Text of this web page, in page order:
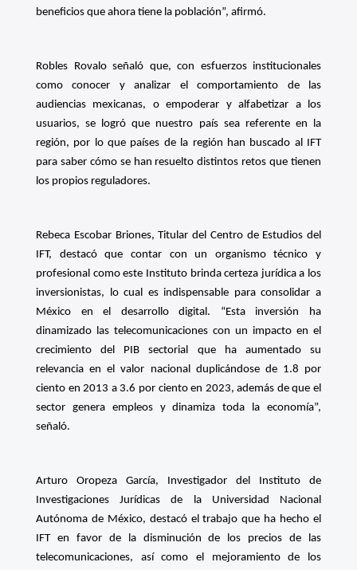
beneficios que ahora tiene la población”, afirmó.
Robles Rovalo señaló que, con esfuerzos institucionales
como conocer y analizar el comportamiento de las
audiencias mexicanas, o empoderar y alfabetizar a los
usuarios, se logró que nuestro país sea referente en la
región, por lo que países de la región han buscado al IFT
para saber cómo se han resuelto distintos retos que tienen
los propios reguladores.
Rebeca Escobar Briones, Titular del Centro de Estudios del
IFT, destacó que contar con un organismo técnico y
profesional como este Instituto brinda certeza jurídica a los
inversionistas, lo cual es indispensable para consolidar a
México en el desarrollo digital. “Esta inversión ha
dinamizado las telecomunicaciones con un impacto en el
crecimiento del PIB sectorial que ha aumentado su
relevancia en el valor nacional duplicándose de 1.8 por
ciento en 2013 a 3.6 por ciento en 2023, además de que el
sector genera empleos y dinamiza toda la economía”,
señaló.
Arturo Oropeza García, Investigador del Instituto de
Investigaciones Jurídicas de la Universidad Nacional
Autónoma de México, destacó el trabajo que ha hecho el
IFT en favor de la disminución de los precios de las
telecomunicaciones, así como el mejoramiento de los